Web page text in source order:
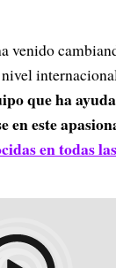
venido
que ha
en este
en todas